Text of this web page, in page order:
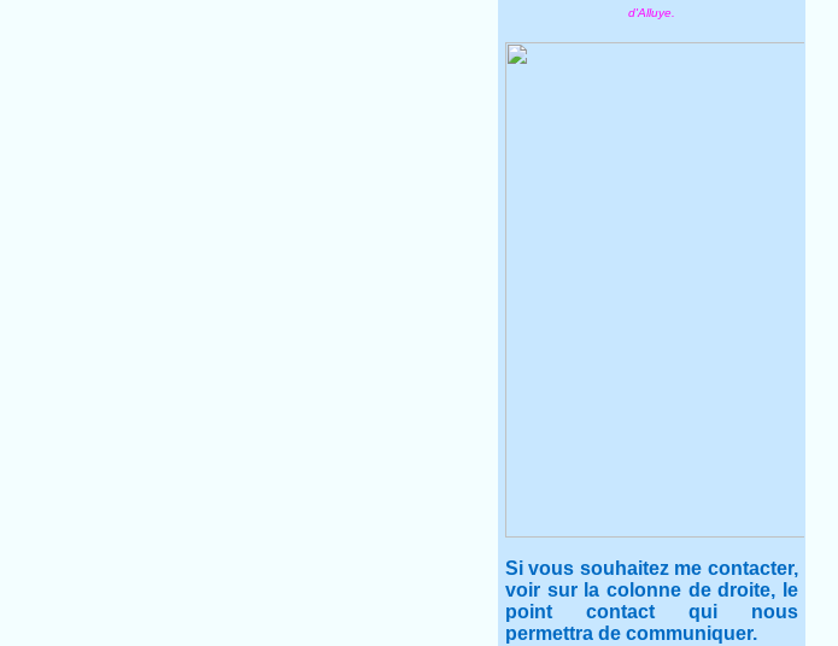
d'Alluye.
Si vous souhaitez me contacter,
voir sur la colonne de droite, le
point contact qui nous
permettra de communiquer.